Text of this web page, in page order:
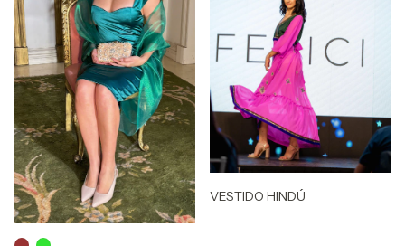
VESTIDO HINDÚ